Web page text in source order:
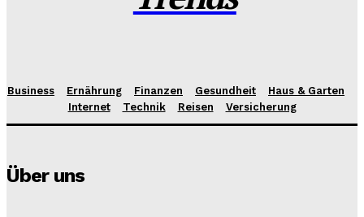
Business Ernährung Finanzen Gesundheit
Haus & Garten
Internet
Technik Reisen Versicherung
Über uns